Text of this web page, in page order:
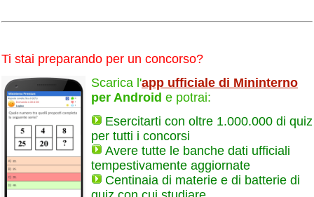
Ti stai preparando per un concorso?
Scarica l'app ufficiale di Mininterno
per Android e potrai:
Esercitarti con oltre 1.000.000 di quiz
per tutti i concorsi
Avere tutte le banche dati ufficiali
tempestivamente aggiornate
Centinaia di materie e di batterie di